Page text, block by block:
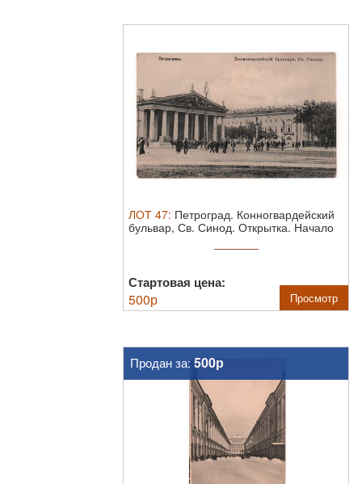
ЛОТ 47: Петроград. Конногвардейский
бульвар, Св. Синод. Открытка. Начало
Стартовая цена:
500р Просмотр
Продан за: 500р